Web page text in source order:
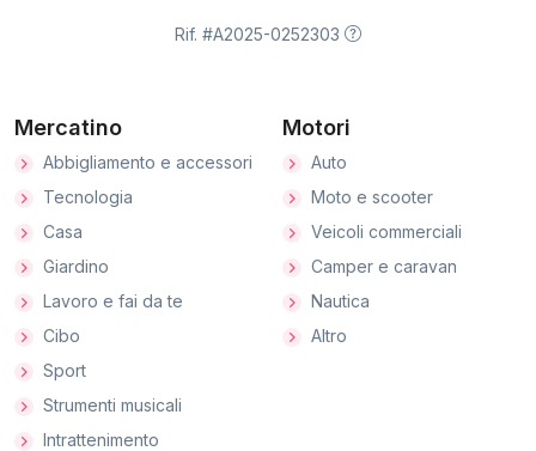
Rif. #A2025-0252303
Mercatino
Abbigliamento e accessori
Tecnologia
Casa
Giardino
Lavoro e fai da te
Cibo
Sport
Strumenti musicali
Intrattenimento
Motori
Auto
Moto e scooter
Veicoli commerciali
Camper e caravan
Nautica
Altro